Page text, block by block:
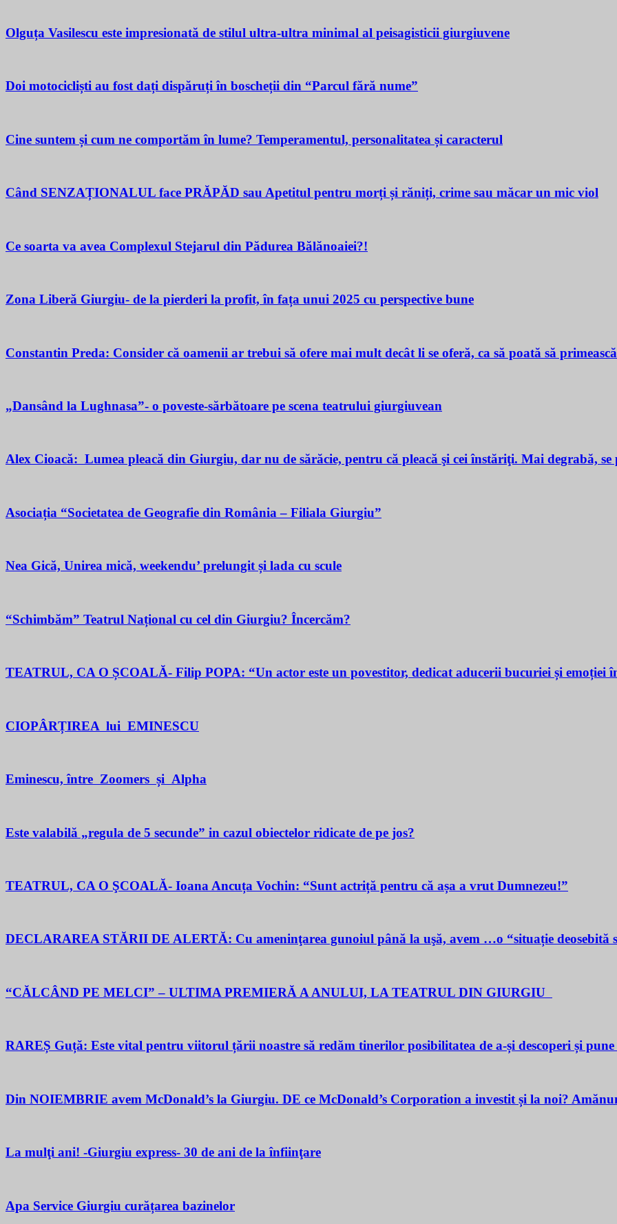
Olguța Vasilescu este impresionată de stilul ultra-ultra minimal al peisagisticii giurgiuvene
Doi motocicliști au fost dați dispăruți în boscheții din “Parcul fără nume”
Cine suntem și cum ne comportăm în lume? Temperamentul, personalitatea și caracterul
Când SENZAȚIONALUL face PRĂPĂD sau Apetitul pentru morți și răniți, crime sau măcar un mic viol
Ce soarta va avea Complexul Stejarul din Pădurea Bălănoaiei?!
Zona Liberă Giurgiu- de la pierderi la profit, în fața unui 2025 cu perspective bune
Constantin Preda: Consider că oamenii ar trebui să ofere mai mult decât li se oferă, ca să poată să
„Dansând la Lughnasa”- o poveste-sărbătoare pe scena teatrului giurgiuvean
Alex Cioacă: Lumea pleacă din Giurgiu, dar nu de sărăcie, pentru că pleacă şi cei înstăriţi. Mai degrabă,
Asociația “Societatea de Geografie din România – Filiala Giurgiu”
Nea Gică, Unirea mică, weekendu’ prelungit și lada cu scule
“Schimbăm” Teatrul Național cu cel din Giurgiu? Încercăm?
TEATRUL, CA O ȘCOALĂ- Filip POPA: “Un actor este un povestitor, dedicat aducerii bucuriei și emoției
CIOPÂRȚIREA lui EMINESCU
Eminescu, între Zoomers și Alpha
Este valabilă „regula de 5 secunde” in cazul obiectelor ridicate de pe jos?
TEATRUL, CA O ŞCOALĂ- Ioana Ancuța Vochin: “Sunt actriță pentru că așa a vrut Dumnezeu!”
DECLARAREA STĂRII DE ALERTĂ: Cu ameninţarea gunoiul până la uşă, avem …o “situație deosebită
“CĂLCÂND PE MELCI” – ULTIMA PREMIERĂ A ANULUI, LA TEATRUL DIN GIURGIU
RAREȘ Guță: Este vital pentru viitorul țării noastre să redăm tinerilor posibilitatea de a-și descoperi și
Din NOIEMBRIE avem McDonald’s la Giurgiu. DE ce McDonald’s Corporation a investit și la noi?
La mulţi ani! -Giurgiu express- 30 de ani de la înfiinţare
Apa Service Giurgiu curățarea bazinelor